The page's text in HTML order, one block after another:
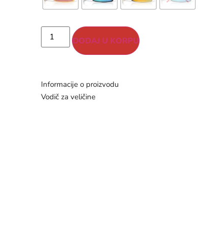
DODAJ U KORPU
Informacije o proizvodu
Vodič za veličine